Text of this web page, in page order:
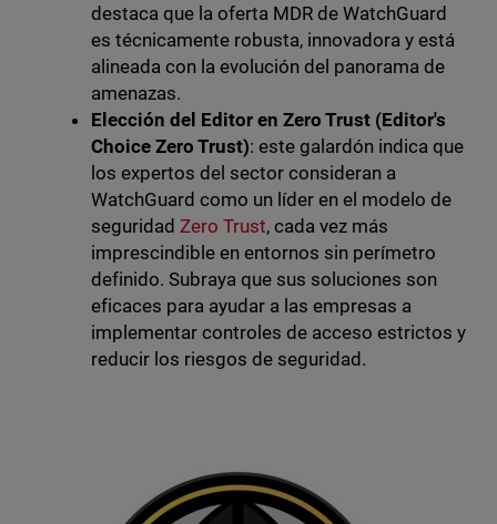
destaca que la oferta MDR de WatchGuard
es técnicamente robusta, innovadora y está
alineada con la evolución del panorama de
amenazas.
Elección del Editor en Zero Trust (Editor's
Choice Zero Trust): este galardón indica que
los expertos del sector consideran a
WatchGuard como un líder en el modelo de
seguridad Zero Trust, cada vez más
imprescindible en entornos sin perímetro
definido. Subraya que sus soluciones son
eficaces para ayudar a las empresas a
implementar controles de acceso estrictos y
reducir los riesgos de seguridad.